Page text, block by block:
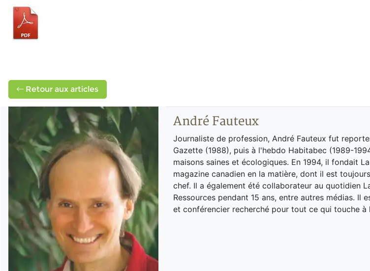
Retour aux articles
André Fauteux
Journaliste de profession, André Fauteux fut
Gazette (1988), puis à l'hebdo Habitabec (1989-
maisons saines et écologiques. En 1994, il fondait
magazine canadien en la matière, dont il est
chef. Il a également été collaborateur au quotidien
Ressources pendant 15 ans, entre autres médias. Il
et conférencier recherché pour tout ce qui touche à